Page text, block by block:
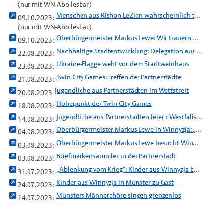
(nur mit WN-Abo lesbar)
09.10.2023:
Menschen aus Rishon LeZion wahrscheinlich tot oder verschleppt
(nur mit WN-Abo lesbar)
09.10.2023:
Oberbürgermeister Markus Lewe: Wir trauern mit den Menschen in Israel
22.08.2023:
Nachhaltige Stadtentwicklung: Delegation aus Fresno besucht Münster
23.08.2023: Ukraine-Flagge weht vor dem Stadtweinhaus
21.08.2023: Twin City Games: Treffen der Partnerstädte
20.08.2023 Jugendliche aus Partnerstädten im Wettstreit
18.08.2023: Höhepunkt der Twin City Games
14.08.2023:
Jugendliche aus Partnerstädten feiern Westfälischen Frieden
04.08.2023:
Oberbürgermeister Markus Lewe in Winnyzja: „Partnerschaft auf Augenhöhe“
03.08.2023:
Oberbürgermeister Markus Lewe besucht Winnyzja
03.08.2023: Briefmarkensammler in der Partnerstadt
31.07.2023:
„Ablenkung vom Krieg“: Kinder aus Winnyzja besuchten Münster
24.07.2023: Kinder aus Winnyzja in Münster zu Gast
14.07.2023: Münsters Männerchöre singen grenzenlos